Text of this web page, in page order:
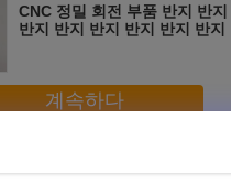
CNC 정밀 회전 부품 반지 반지
반지 반지 반지 반지 반지 반지
반지 반지 반지 반지 반지 반지
반지 반지 반지 반지 반지 반지
반지 반지 반지 반지 반지 반지
반지 반지 반지 반지 반지 반지
계속하다